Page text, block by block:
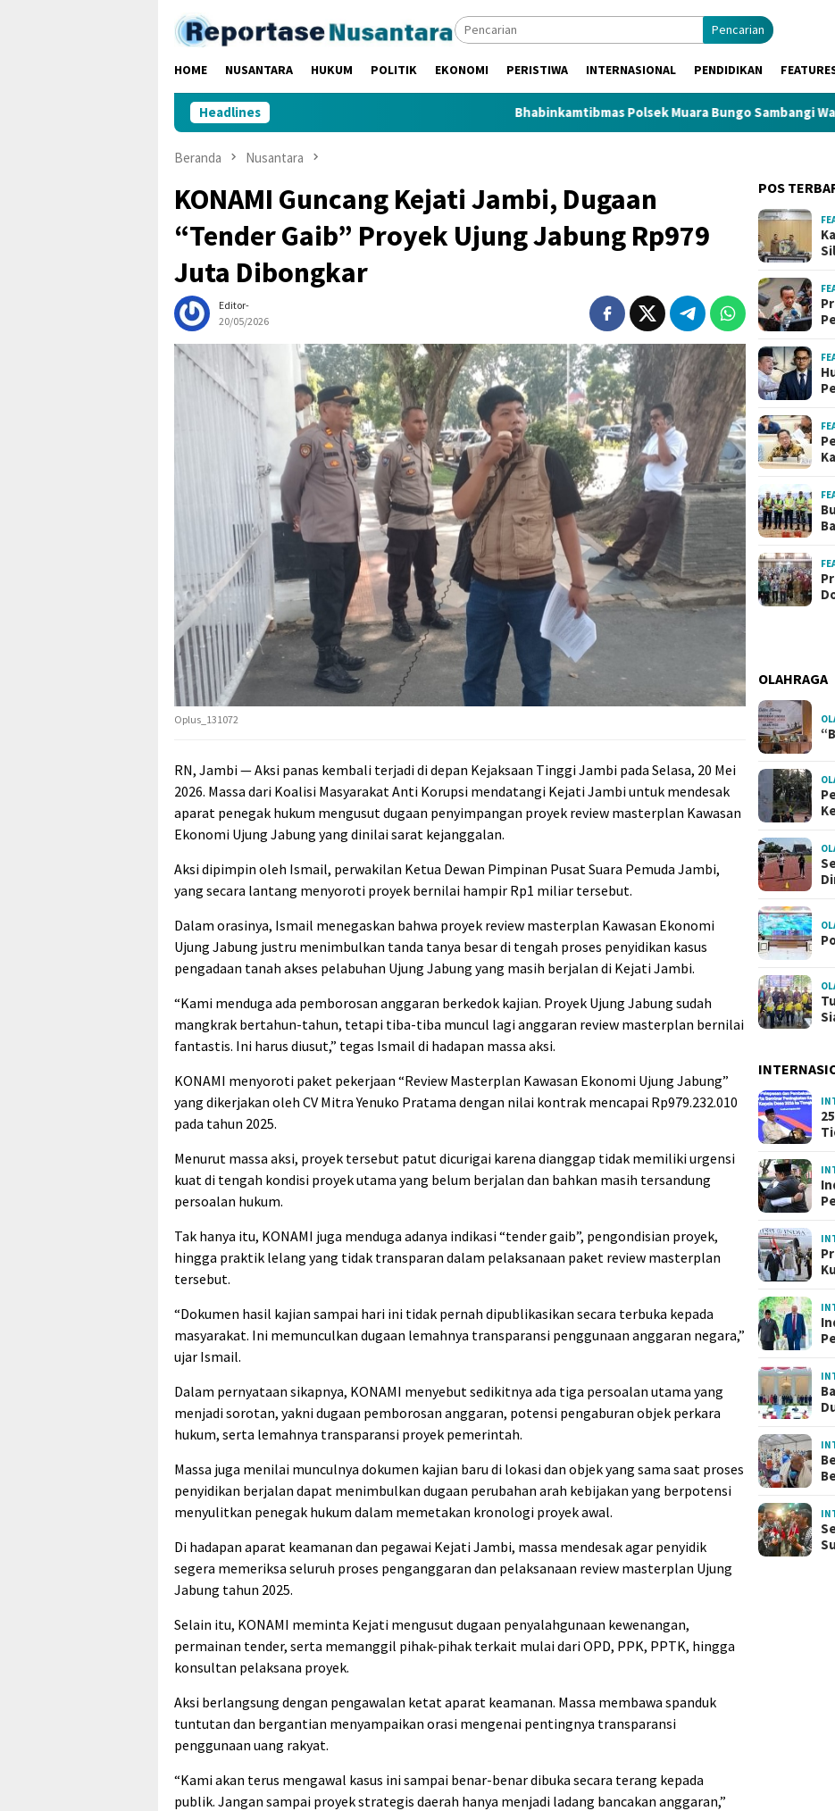
konten
Pencarian
HOME NUSANTARA HUKUM POLITIK EKONOMI PERISTIWA INTERNASIONAL PENDIDIKAN
Headlines Bhabinkamtibmas Polsek Muara Bungo Sambangi Warga, Ingatkan
Beranda Nusantara
KONAMI Guncang Kejati Jambi, Dugaan
“Tender Gaib” Proyek Ujung Jabung Rp979
Juta Dibongkar
Editor-
20/05/2026
Oplus_131072
RN, Jambi — Aksi panas kembali terjadi di depan Kejaksaan Tinggi Jambi pada Selasa, 20 Mei
2026. Massa dari Koalisi Masyarakat Anti Korupsi mendatangi Kejati Jambi untuk mendesak
aparat penegak hukum mengusut dugaan penyimpangan proyek review masterplan Kawasan
Ekonomi Ujung Jabung yang dinilai sarat kejanggalan.
Aksi dipimpin oleh Ismail, perwakilan Ketua Dewan Pimpinan Pusat Suara Pemuda Jambi,
yang secara lantang menyoroti proyek bernilai hampir Rp1 miliar tersebut.
Dalam orasinya, Ismail menegaskan bahwa proyek review masterplan Kawasan Ekonomi
Ujung Jabung justru menimbulkan tanda tanya besar di tengah proses penyidikan kasus
pengadaan tanah akses pelabuhan Ujung Jabung yang masih berjalan di Kejati Jambi.
“Kami menduga ada pemborosan anggaran berkedok kajian. Proyek Ujung Jabung sudah
mangkrak bertahun-tahun, tetapi tiba-tiba muncul lagi anggaran review masterplan bernilai
fantastis. Ini harus diusut,” tegas Ismail di hadapan massa aksi.
KONAMI menyoroti paket pekerjaan “Review Masterplan Kawasan Ekonomi Ujung Jabung”
yang dikerjakan oleh CV Mitra Yenuko Pratama dengan nilai kontrak mencapai Rp979.232.010
pada tahun 2025.
Menurut massa aksi, proyek tersebut patut dicurigai karena dianggap tidak memiliki urgensi
kuat di tengah kondisi proyek utama yang belum berjalan dan bahkan masih tersandung
persoalan hukum.
Tak hanya itu, KONAMI juga menduga adanya indikasi “tender gaib”, pengondisian proyek,
hingga praktik lelang yang tidak transparan dalam pelaksanaan paket review masterplan
tersebut.
“Dokumen hasil kajian sampai hari ini tidak pernah dipublikasikan secara terbuka kepada
masyarakat. Ini memunculkan dugaan lemahnya transparansi penggunaan anggaran negara,”
ujar Ismail.
Dalam pernyataan sikapnya, KONAMI menyebut sedikitnya ada tiga persoalan utama yang
menjadi sorotan, yakni dugaan pemborosan anggaran, potensi pengaburan objek perkara
hukum, serta lemahnya transparansi proyek pemerintah.
Massa juga menilai munculnya dokumen kajian baru di lokasi dan objek yang sama saat proses
penyidikan berjalan dapat menimbulkan dugaan perubahan arah kebijakan yang berpotensi
menyulitkan penegak hukum dalam memetakan kronologi proyek awal.
Di hadapan aparat keamanan dan pegawai Kejati Jambi, massa mendesak agar penyidik
segera memeriksa seluruh proses penganggaran dan pelaksanaan review masterplan Ujung
Jabung tahun 2025.
Selain itu, KONAMI meminta Kejati mengusut dugaan penyalahgunaan kewenangan,
permainan tender, serta memanggil pihak-pihak terkait mulai dari OPD, PPK, PPTK, hingga
konsultan pelaksana proyek.
Aksi berlangsung dengan pengawalan ketat aparat keamanan. Massa membawa spanduk
tuntutan dan bergantian menyampaikan orasi mengenai pentingnya transparansi
penggunaan uang rakyat.
“Kami akan terus mengawal kasus ini sampai benar-benar dibuka secara terang kepada
publik. Jangan sampai proyek strategis daerah hanya menjadi ladang bancakan anggaran,”
POS
OLAHRAGA